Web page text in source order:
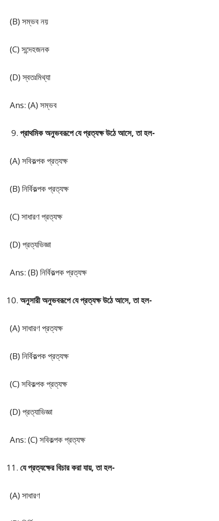
(B) সম্ভব নয়
(C) সন্দেহজনক
(D) স্বতঃমিথ্যা
Ans: (A) সম্ভব
প্রাথমিক অনুভবরূপে যে প্রত্যক্ষ উঠে আসে, তা হল-
(A) সবিকল্পক প্রত্যক্ষ
(B) নির্বিকল্পক প্রত্যক্ষ
(C) সাধারণ প্রত্যক্ষ
(D) প্রত্যভিজ্ঞা
Ans: (B) নির্বিকল্পক প্রত্যক্ষ
অনুসারী অনুভবরূপে যে প্রত্যক্ষ উঠে আসে, তা হল-
(A) সাধারণ প্রত্যক্ষ
(B) নির্বিকল্পক প্রত্যক্ষ
(C) সবিকল্পক প্রত্যক্ষ
(D) প্রত্যাভিজ্ঞা
Ans: (C) সবিকল্পক প্রত্যক্ষ
যে প্রত্যক্ষের বিচার করা যায়, তা হল-
(A) সাধারণ